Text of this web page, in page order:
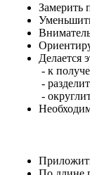
Замерить
Делается
- к
-
-